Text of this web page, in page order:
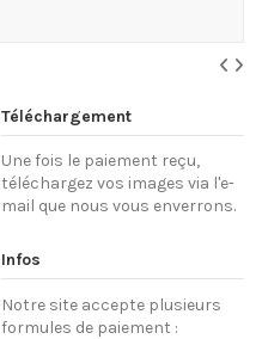
Téléchargement
Une fois le paiement reçu,
téléchargez vos images via l'e-
mail que nous vous enverrons.
Infos
Notre site accepte plusieurs
formules de paiement :